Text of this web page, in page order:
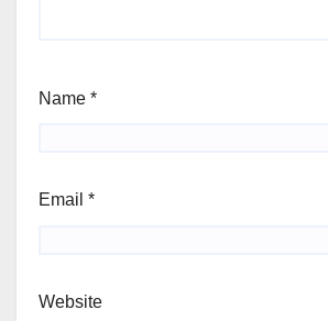
Name *
Email *
Website